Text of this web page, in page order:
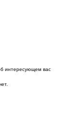
интересующем вас